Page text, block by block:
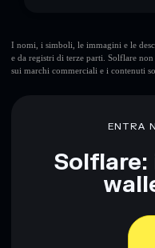
I nomi, i simboli, le immagini e le
e da registri di terze parti. Solflare
sui marchi commerciali e i contenuti
ENTRA